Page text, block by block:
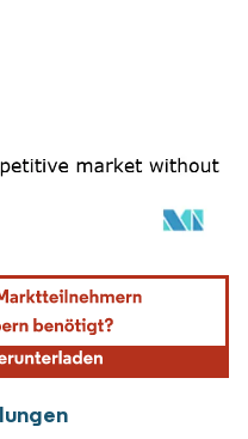
erfordert Namensnennung gemäß